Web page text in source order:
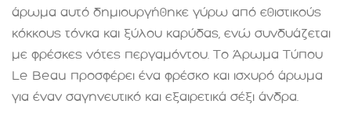
άρωμα αυτό δημιουργήθηκε γύρω από εθιστικούς
κόκκους τόνκα και ξύλου καρύδας, ενώ συνδυάζεται
με φρέσκες νότες περγαμόντου. Το Άρωμα Τύπου
Le Beau προσφέρει ένα φρέσκο και ισχυρό άρωμα
για έναν σαγηνευτικό και εξαιρετικά σέξι άνδρα.